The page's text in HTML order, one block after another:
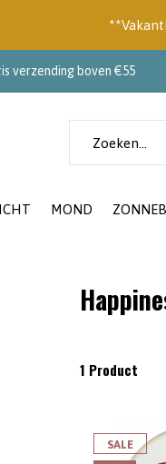
MOND
verzending boven €55
1 Product
SALE